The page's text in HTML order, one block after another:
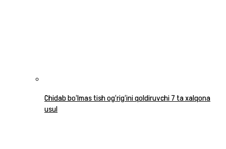
Chidab bo‘lmas tish og‘rig‘ini qoldiruvchi 7 ta xalqona
usul